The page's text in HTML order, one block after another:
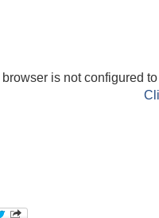
browser is not configured